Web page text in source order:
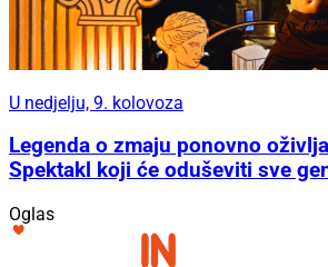
U nedjelju, 9. kolovoza
Legenda o zmaju ponovno
Spektakl koji će oduševiti sve
Oglas